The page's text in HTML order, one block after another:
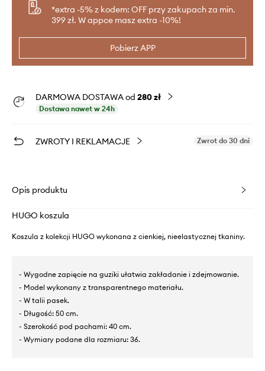
*extra -5% z kodem: OFF przy zakupach za min.
399 zł. W appce masz extra -10%!
Pobierz APP
DARMOWA DOSTAWA od 280 zł
Dostawa nawet w 24h
ZWROTY I REKLAMACJE Zwrot do 30 dni
Opis produktu
HUGO koszula
Koszula z kolekcji HUGO wykonana z cienkiej, nieelastycznej tkaniny.
- Wygodne zapięcie na guziki ułatwia zakładanie i zdejmowanie.
- Model wykonany z transparentnego materiału.
- W talii pasek.
- Długość: 50 cm.
- Szerokość pod pachami: 40 cm.
- Wymiary podane dla rozmiaru: 36.